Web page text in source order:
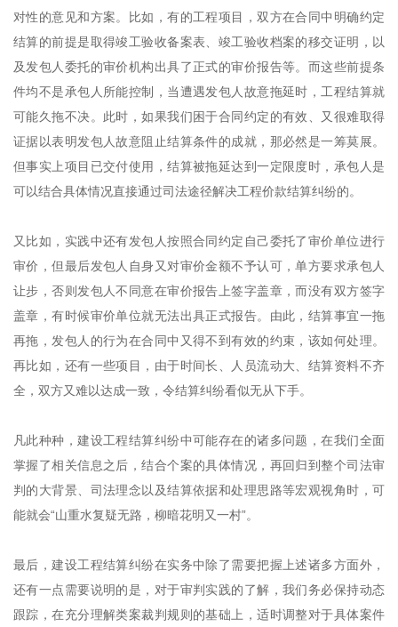
对性的意见和方案。比如，有的工程项目，双方在合同中明确约定
结算的前提是取得竣工验收备案表、竣工验收档案的移交证明，以
及发包人委托的审价机构出具了正式的审价报告等。而这些前提条
件均不是承包人所能控制，当遭遇发包人故意拖延时，工程结算就
可能久拖不决。此时，如果我们困于合同约定的有效、又很难取得
证据以表明发包人故意阻止结算条件的成就，那必然是一筹莫展。
但事实上项目已交付使用，结算被拖延达到一定限度时，承包人是
可以结合具体情况直接通过司法途径解决工程价款结算纠纷的。
又比如，实践中还有发包人按照合同约定自己委托了审价单位进行
审价，但最后发包人自身又对审价金额不予认可，单方要求承包人
让步，否则发包人不同意在审价报告上签字盖章，而没有双方签字
盖章，有时候审价单位就无法出具正式报告。由此，结算事宜一拖
再拖，发包人的行为在合同中又得不到有效的约束，该如何处理。
再比如，还有一些项目，由于时间长、人员流动大、结算资料不齐
全，双方又难以达成一致，令结算纠纷看似无从下手。
凡此种种，建设工程结算纠纷中可能存在的诸多问题，在我们全面
掌握了相关信息之后，结合个案的具体情况，再回归到整个司法审
判的大背景、司法理念以及结算依据和处理思路等宏观视角时，可
能就会“山重水复疑无路，柳暗花明又一村”。
最后，建设工程结算纠纷在实务中除了需要把握上述诸多方面外，
还有一点需要说明的是，对于审判实践的了解，我们务必保持动态
跟踪，在充分理解类案裁判规则的基础上，适时调整对于具体案件